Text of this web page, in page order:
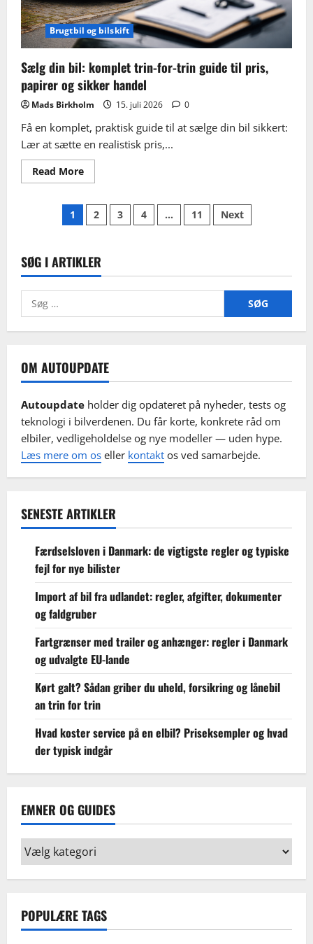
Brugtbil og bilskift
Sælg din bil: komplet trin-for-trin guide til pris,
papirer og sikker handel
Mads Birkholm 15. juli 2026 0
Få en komplet, praktisk guide til at sælge din bil sikkert:
Lær at sætte en realistisk pris,...
Read MoreRead
more
din
bil:
komplet
trin
guide
til
pris,
sikker
Indlægsinddeling
1 2 3 4 … 11 Next
SØG I ARTIKLER
Søg
efter:
OM AUTOUPDATE
Autoupdate holder dig opdateret på nyheder, tests og
teknologi i bilverdenen. Du får korte, konkrete råd om
elbiler, vedligeholdelse og nye modeller — uden hype.
Læs mere om os eller kontakt os ved samarbejde.
SENESTE ARTIKLER
Færdselsloven i Danmark: de vigtigste regler og typiske
fejl for nye bilister
Import af bil fra udlandet: regler, afgifter, dokumenter
og faldgruber
Fartgrænser med trailer og anhænger: regler i Danmark
og udvalgte EU-lande
Kørt galt? Sådan griber du uheld, forsikring og lånebil
an trin for trin
Hvad koster service på en elbil? Priseksempler og hvad
der typisk indgår
EMNER OG GUIDES
Emner
og
guides
POPULÆRE TAGS